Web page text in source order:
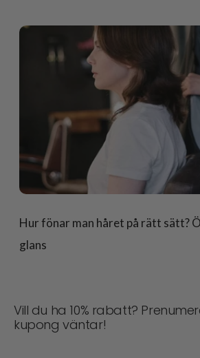
Hur fönar man håret på rätt sätt?
glans
Vill du ha 10% rabatt?
kupong väntar!